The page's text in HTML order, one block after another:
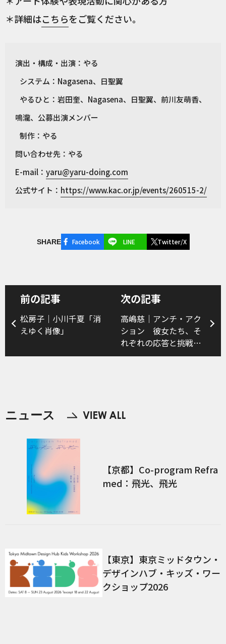
＊詳細はこちらをご覧ください。
演出・構成・出演：やる
システム：Nagasena、日聖翼
やるひと：岩田奎、Nagasena、日聖翼、前川友萌香、
鳴瀧、公募出演メンバー
制作：やる
問い合わせ先：やる
E-mail： yaru@yaru-doing.com
公式サイト： https://www.kac.or.jp/events/260515-2/
SHARE Facebook LINE Twitter/X
前の記事
松房子｜小川千夏「消
えゆく肖像」
次の記事
高嶋慈｜アンチ・アク
ション 彼女たち、そ
れぞれの応答と挑戦
（前編）
ニュース
【京都】Co-program Refra
med：飛光、飛光
【東京】東京ミッドタウン・
デザインハブ・キッズ・ワー
クショップ2026